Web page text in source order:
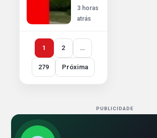
3 horas
atrás
1 2 …
279 Próxima
PUBLICIDADE